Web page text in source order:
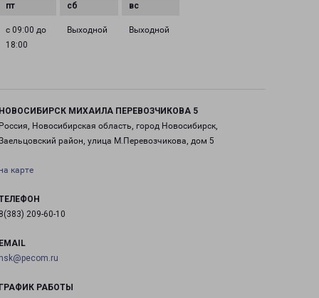
с 09:00 до
18:00
Выходной Выходной
МИХАИЛА ПЕРЕВОЗЧИКОВА 5
Новосибирская область, город Новосибирск,
район, улица М.Перевозчикова, дом 5
карте
209-60-10
РАБОТЫ